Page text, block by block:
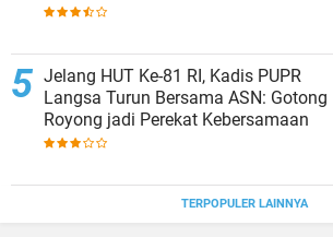
Jelang HUT Ke-81 RI, Kadis PUPR
Langsa Turun Bersama ASN: Gotong
Royong jadi Perekat Kebersamaan
TERPOPULER LAINNYA